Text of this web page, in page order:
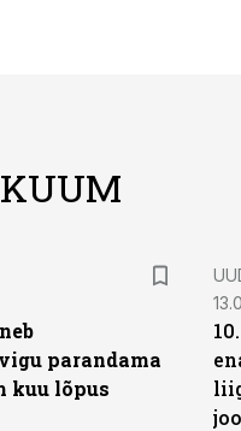
parandama
kuu lõpus